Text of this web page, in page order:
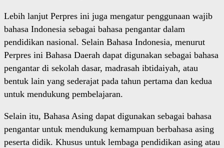
Lebih lanjut Perpres ini juga mengatur penggunaan wajib
bahasa Indonesia sebagai bahasa pengantar dalam
pendidikan nasional. Selain Bahasa Indonesia, menurut
Perpres ini Bahasa Daerah dapat digunakan sebagai bahasa
pengantar di sekolah dasar, madrasah ibtidaiyah, atau
bentuk lain yang sederajat pada tahun pertama dan kedua
untuk mendukung pembelajaran.
Selain itu, Bahasa Asing dapat digunakan sebagai bahasa
pengantar untuk mendukung kemampuan berbahasa asing
peserta didik. Khusus untuk lembaga pendidikan asing atau